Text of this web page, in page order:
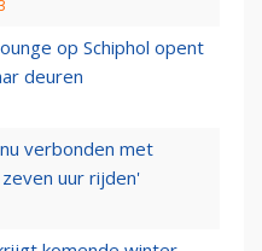
op Schiphol opent
deuren
verbonden met
uur rijden'